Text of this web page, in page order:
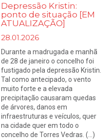
Depressão Kristin:
ponto de situação [EM
ATUALIZAÇÃO]
28.01.2026
Durante a madrugada e manhã
de 28 de janeiro o concelho foi
fustigado pela depressão Kristin.
Tal como antecipado, o vento
muito forte e a elevada
precipitação causaram quedas
de árvores, danos em
infraestruturas e veículos, quer
na cidade quer em todo o
concelho de Torres Vedras. (...)